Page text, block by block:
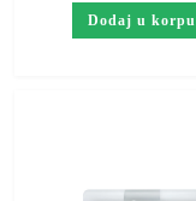
Dodaj u korpu